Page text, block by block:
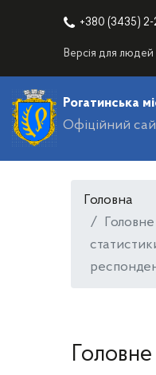
+380 (3435)
Версія для
Рогатинська
Офіційний
Головна